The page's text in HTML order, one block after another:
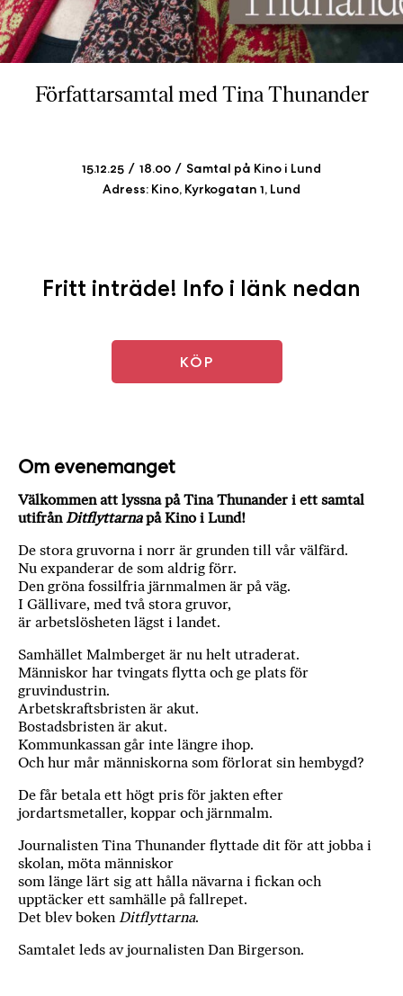
b
ö
c
e
n
l
o
Författarsamtal med Tina Thunander
15.12.25 18.00
Samtal på Kino i Lund
Adress: Kino, Kyrkogatan 1, Lund
Fritt inträde! Info i länk nedan
KÖP
Om evenemanget
Välkommen att lyssna på Tina Thunander i ett samtal
utifrånDitflyttarnapå Kino i Lund!
De stora gruvorna i norr är grunden till vår välfärd.
Nu expanderar de som aldrig förr.
Den gröna fossilfria järnmalmen är på väg.
I Gällivare, med två stora gruvor,
är arbetslösheten lägst i landet.
Samhället Malmberget är nu helt utraderat.
Människor har tvingats flytta och ge plats för
gruvindustrin.
Arbetskraftsbristen är akut.
Bostadsbristen är akut.
Kommunkassan går inte längre ihop.
Och hur mår människorna som förlorat sin hembygd?
De får betala ett högt pris för jakten efter
jordartsmetaller, koppar och järnmalm.
Journalisten Tina Thunander flyttade dit för att jobba i
skolan, möta människor
som länge lärt sig att hålla nävarna i fickan och
upptäcker ett samhälle på fallrepet.
Det blev boken Ditflyttarna.
Samtalet leds av journalisten Dan Birgerson.